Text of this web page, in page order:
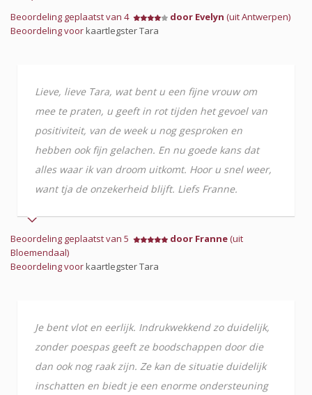
Beoordeling geplaatst van 4 door Evelyn (uit Antwerpen)
Beoordeling voorkaartlegster Tara
Lieve, lieve Tara, wat bent u een fijne vrouw om
mee te praten, u geeft in rot tijden het gevoel van
positiviteit, van de week u nog gesproken en
hebben ook fijn gelachen. En nu goede kans dat
alles waar ik van droom uitkomt. Hoor u snel weer,
want tja de onzekerheid blijft. Liefs Franne.
Beoordeling geplaatst van 5 door Franne(uit
Bloemendaal)
Beoordeling voorkaartlegster Tara
Je bent vlot en eerlijk. Indrukwekkend zo duidelijk,
zonder poespas geeft ze boodschappen door die
dan ook nog raak zijn. Ze kan de situatie duidelijk
inschatten en biedt je een enorme ondersteuning